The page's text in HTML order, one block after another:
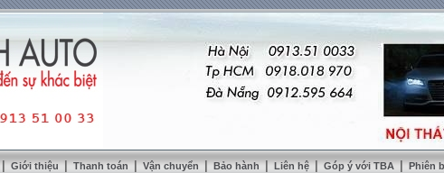
| Giới thiệu | Thanh toán | Vận chuyển | Bảo hành | Liên hệ | Góp ý với TBA | Phiên